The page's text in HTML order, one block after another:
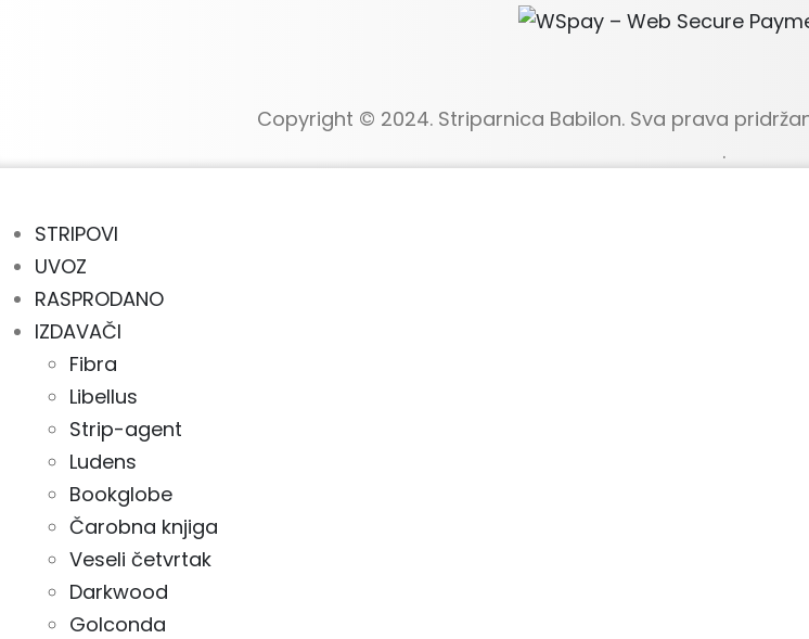
Copyright © 2024. Striparnica Babilon. Sva prava
.
STRIPOVI
UVOZ
RASPRODANO
IZDAVAČI
Fibra
Libellus
Strip-agent
Ludens
Bookglobe
Čarobna knjiga
Veseli četvrtak
Darkwood
Golconda